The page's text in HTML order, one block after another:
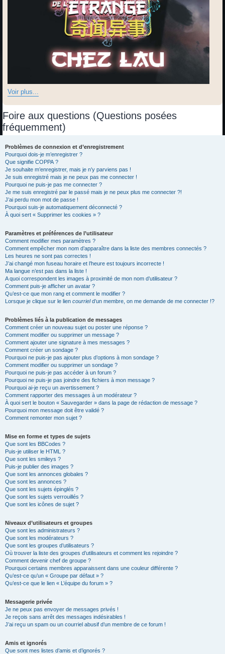
Voir plus...
Foire aux questions (Questions posées
fréquemment)
Problèmes de connexion et d’enregistrement
Pourquoi dois-je m’enregistrer ?
Que signifie COPPA ?
Je souhaite m’enregistrer, mais je n’y parviens pas !
Je suis enregistré mais je ne peux pas me connecter !
Pourquoi ne puis-je pas me connecter ?
Je me suis enregistré par le passé mais je ne peux plus me connecter ?!
J’ai perdu mon mot de passe !
Pourquoi suis-je automatiquement déconnecté ?
À quoi sert « Supprimer les cookies » ?
Paramètres et préférences de l’utilisateur
Comment modifier mes paramètres ?
Comment empêcher mon nom d’apparaître dans la liste des membres connectés ?
Les heures ne sont pas correctes !
J’ai changé mon fuseau horaire et l’heure est toujours incorrecte !
Ma langue n’est pas dans la liste !
A quoi correspondent les images à proximité de mon nom d’utilisateur ?
Comment puis-je afficher un avatar ?
Qu’est-ce que mon rang et comment le modifier ?
Lorsque je clique sur le lien courrield’un membre, on me demande de me connecter !?
Problèmes liés à la publication de messages
Comment créer un nouveau sujet ou poster une réponse ?
Comment modifier ou supprimer un message ?
Comment ajouter une signature à mes messages ?
Comment créer un sondage ?
Pourquoi ne puis-je pas ajouter plus d’options à mon sondage ?
Comment modifier ou supprimer un sondage ?
Pourquoi ne puis-je pas accéder à un forum ?
Pourquoi ne puis-je pas joindre des fichiers à mon message ?
Pourquoi ai-je reçu un avertissement ?
Comment rapporter des messages à un modérateur ?
À quoi sert le bouton « Sauvegarder » dans la page de rédaction de message ?
Pourquoi mon message doit être validé ?
Comment remonter mon sujet ?
Mise en forme et types de sujets
Que sont les BBCodes ?
Puis-je utiliser le HTML ?
Que sont les smileys ?
Puis-je publier des images ?
Que sont les annonces globales ?
Que sont les annonces ?
Que sont les sujets épinglés ?
Que sont les sujets verrouillés ?
Que sont les icônes de sujet ?
Niveaux d’utilisateurs et groupes
Que sont les administrateurs ?
Que sont les modérateurs ?
Que sont les groupes d’utilisateurs ?
Où trouver la liste des groupes d’utilisateurs et comment les rejoindre ?
Comment devenir chef de groupe ?
Pourquoi certains membres apparaissent dans une couleur différente ?
Qu’est-ce qu’un « Groupe par défaut » ?
Qu’est-ce que le lien « L’équipe du forum » ?
Messagerie privée
Je ne peux pas envoyer de messages privés !
Je reçois sans arrêt des messages indésirables !
J’ai reçu un spam ou un courriel abusif d’un membre de ce forum !
Amis et ignorés
Que sont mes listes d’amis et d’ignorés ?